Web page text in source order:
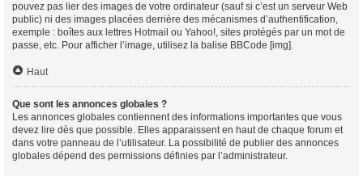
pouvez pas lier des images de votre ordinateur (sauf si c’est un serveur Web
public) ni des images placées derrière des mécanismes d’authentification,
exemple : boîtes aux lettres Hotmail ou Yahoo!, sites protégés par un mot de
passe, etc. Pour afficher l’image, utilisez la balise BBCode [img].
Haut
Que sont les annonces globales ?
Les annonces globales contiennent des informations importantes que vous
devez lire dès que possible. Elles apparaissent en haut de chaque forum et
dans votre panneau de l’utilisateur. La possibilité de publier des annonces
globales dépend des permissions définies par l’administrateur.